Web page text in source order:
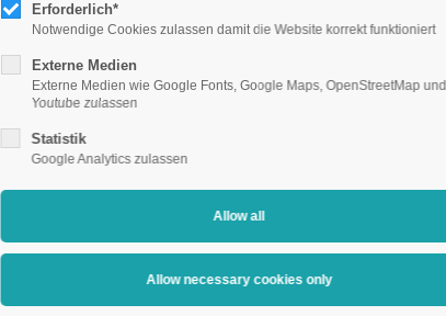
Erforderlich*
Notwendige Cookies zulassen damit die Website korrekt funktioniert
Externe Medien
Externe Medien wie Google Fonts, Google Maps, OpenStreetMap und
Youtube zulassen
Statistik
Google Analytics zulassen